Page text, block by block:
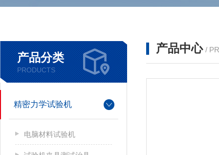
产品分类
PRODUCTS
精密力学试验机
电脑材料试验机
产品中心 /